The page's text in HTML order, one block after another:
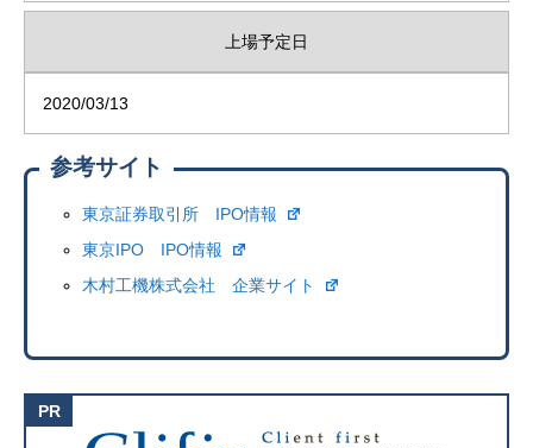
上場予定日
2020/03/13
参考サイト
東京証券取引所 IPO情報
東京IPO IPO情報
木村工機株式会社 企業サイト